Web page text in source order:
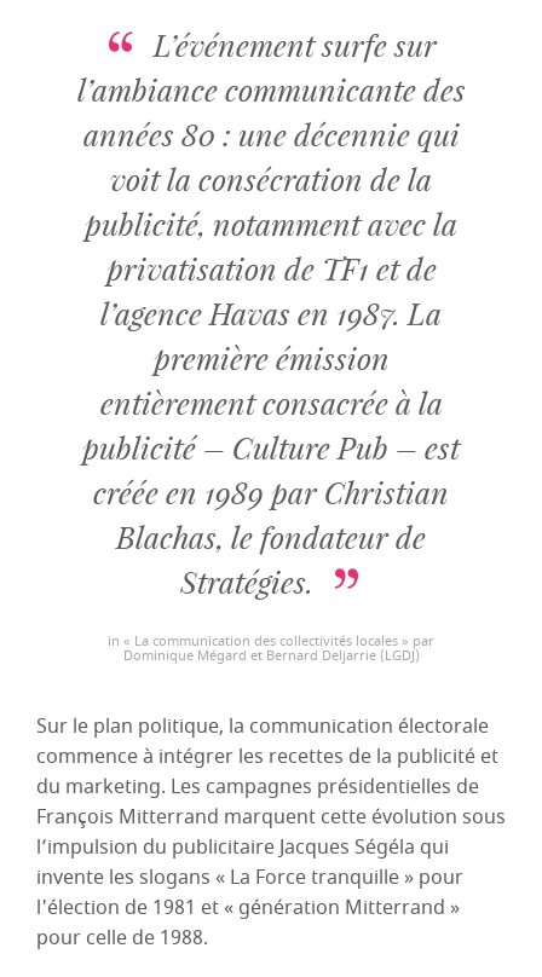
L’événement surfe sur
l’ambiance communicante des
années 80 : une décennie qui
voit la consécration de la
publicité, notamment avec la
privatisation de TF1 et de
l’agence Havas en 1987. La
première émission
entièrement consacrée à la
publicité – Culture Pub – est
créée en 1989 par Christian
Blachas, le fondateur de
Stratégies.
in « La communication des collectivités locales » par
Dominique Mégard et Bernard Deljarrie (LGDJ)
Sur le plan politique, la communication électorale
commence à intégrer les recettes de la publicité et
du marketing. Les campagnes présidentielles de
François Mitterrand marquent cette évolution sous
l’impulsion du publicitaire Jacques Ségéla qui
invente les slogans « La Force tranquille » pour
l'élection de 1981 et « génération Mitterrand »
pour celle de 1988.